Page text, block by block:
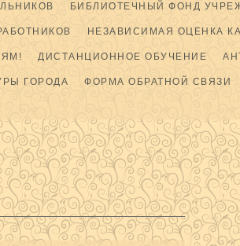
БИБЛИОТЕЧНЫЙ ФОНД
НЕЗАВИСИМАЯ ОЦЕНКА
ДИСТАНЦИОННОЕ ОБУЧЕНИЕ
ГОРОДА ФОРМА ОБРАТНОЙ СВЯЗИ